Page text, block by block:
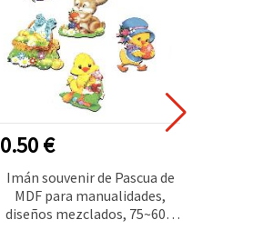
0.50 €
Imán souvenir de Pascua de
MDF para manualidades,
diseños mezclados, 75~60 x